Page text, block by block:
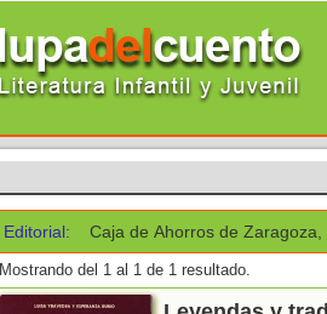
Editorial: Caja de Ahorros de Zaragoza,
Mostrando del 1 al 1 de 1 resultado.